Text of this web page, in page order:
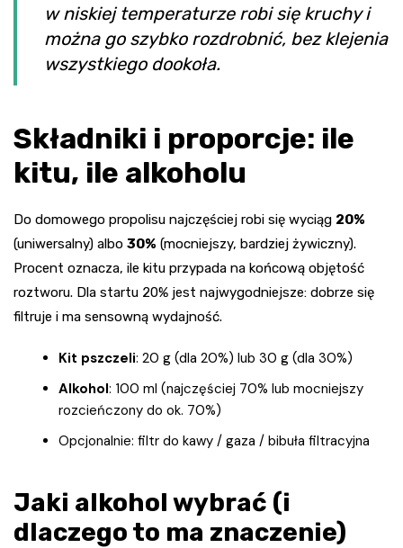
w niskiej temperaturze robi się kruchy i
można go szybko rozdrobnić, bez klejenia
wszystkiego dookoła.
Składniki i proporcje: ile
kitu, ile alkoholu
Do domowego propolisu najczęściej robi się wyciąg 20%
(uniwersalny) albo 30% (mocniejszy, bardziej żywiczny).
Procent oznacza, ile kitu przypada na końcową objętość
roztworu. Dla startu 20% jest najwygodniejsze: dobrze się
filtruje i ma sensowną wydajność.
Kit pszczeli: 20 g (dla 20%) lub 30 g (dla 30%)
Alkohol: 100 ml (najczęściej 70% lub mocniejszy
rozcieńczony do ok. 70%)
Opcjonalnie: filtr do kawy / gaza / bibuła filtracyjna
Jaki alkohol wybrać (i
dlaczego to ma znaczenie)